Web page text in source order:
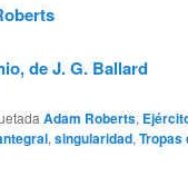
de J. G. Ballard
Adam Roberts,
, singularidad, Tropas